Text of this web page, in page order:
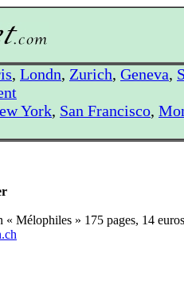
, Londn, Zurich, Geneva,
York, San Francisco,
Mélophiles » 175 pages, 14 euros